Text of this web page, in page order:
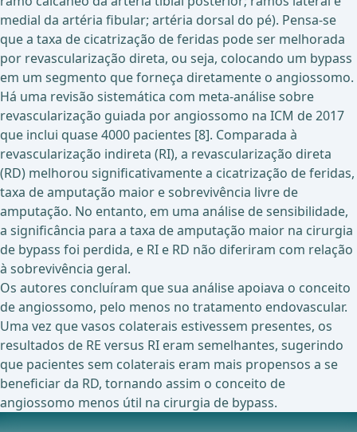
medial da artéria fibular; artéria dorsal do pé). Pensa-se
que a taxa de cicatrização de feridas pode ser melhorada
por revascularização direta, ou seja, colocando um bypass
em um segmento que forneça diretamente o angiossomo.
Há uma revisão sistemática com meta-análise sobre
revascularização guiada por angiossomo na ICM de 2017
que inclui quase 4000 pacientes [8]. Comparada à
revascularização indireta (RI), a revascularização direta
(RD) melhorou significativamente a cicatrização de feridas,
taxa de amputação maior e sobrevivência livre de
amputação. No entanto, em uma análise de sensibilidade,
a significância para a taxa de amputação maior na cirurgia
de bypass foi perdida, e RI e RD não diferiram com relação
à sobrevivência geral.
Os autores concluíram que sua análise apoiava o conceito
de angiossomo, pelo menos no tratamento endovascular.
Uma vez que vasos colaterais estivessem presentes, os
resultados de RE versus RI eram semelhantes, sugerindo
que pacientes sem colaterais eram mais propensos a se
beneficiar da RD, tornando assim o conceito de
angiossomo menos útil na cirurgia de bypass.
Ensaios em andamento sobre este tópico